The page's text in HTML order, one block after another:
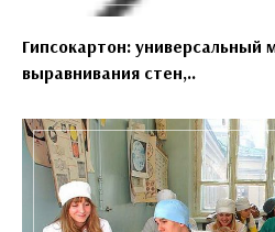
Гипсокартон: универсальный
выравнивания стен,..